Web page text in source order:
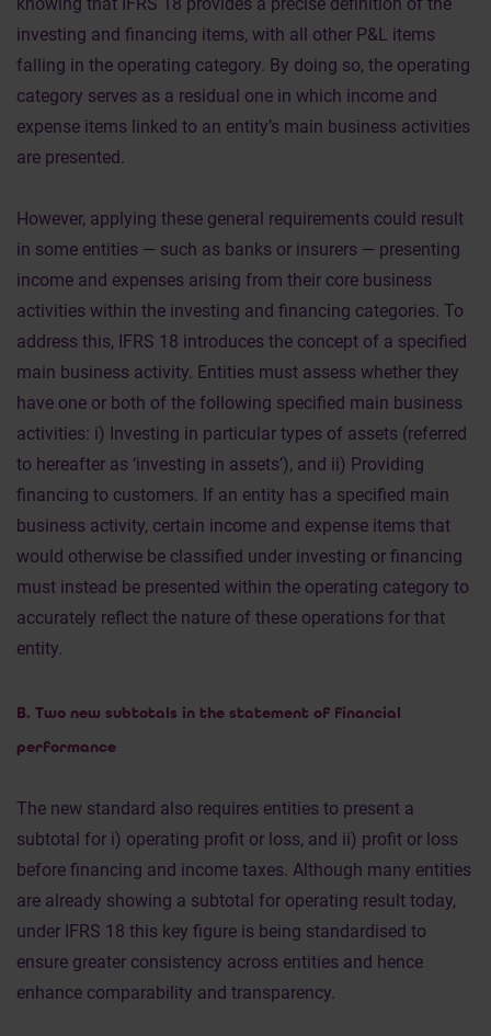
investing and financing items, with all other P&L items
falling in the operating category. By doing so, the operating
category serves as a residual one in which income and
expense items linked to an entity’s main business activities
are presented.
However, applying these general requirements could result
in some entities — such as banks or insurers — presenting
income and expenses arising from their core business
activities within the investing and financing categories. To
address this, IFRS 18 introduces the concept of a specified
main business activity. Entities must assess whether they
have one or both of the following specified main business
activities: i) Investing in particular types of assets (referred
to hereafter as ‘investing in assets’), and ii) Providing
financing to customers. If an entity has a specified main
business activity, certain income and expense items that
would otherwise be classified under investing or financing
must instead be presented within the operating category to
accurately reflect the nature of these operations for that
entity.
B. Two new subtotals in the statement of financial
performance
The new standard also requires entities to present a
subtotal for i) operating profit or loss, and ii) profit or loss
before financing and income taxes. Although many entities
are already showing a subtotal for operating result today,
under IFRS 18 this key figure is being standardised to
ensure greater consistency across entities and hence
enhance comparability and transparency.